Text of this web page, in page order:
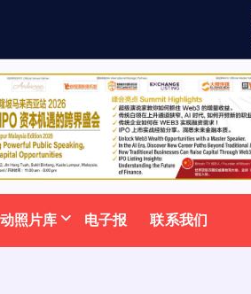
照片库 电子报 联系我们